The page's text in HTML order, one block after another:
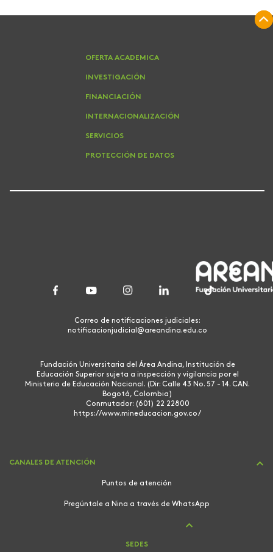
OFERTA ACADEMICA
INVESTIGACIÓN
FINANCIACIÓN
INTERNACIONALIZACIÓN
SERVICIOS
PROTECCIÓN DE DATOS
Correo de notificaciones judiciales:
notificacionjudicial@areandina.edu.co
Fundación Universitaria del Área Andina, Institución de
Educación Superior sujeta a inspección y vigilancia por el
Ministerio de Educación Nacional. (Dir: Calle 43 No. 57 - 14. CAN.
Bogotá, Colombia)
Conmutador: (601) 22 22800
https://www.mineducacion.gov.co/
CANALES DE ATENCIÓN
Puntos de atención
Pregúntale a Nina a través de WhatsApp
SEDES